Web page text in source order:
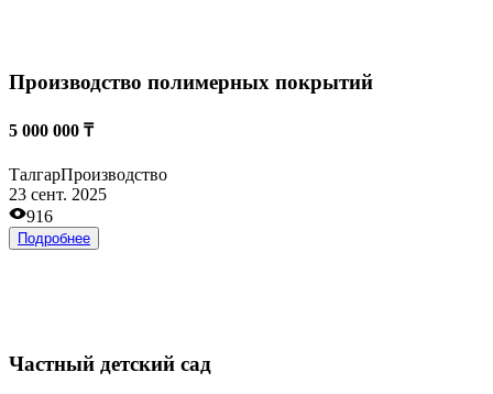
Соленая пещера в медицинском центре